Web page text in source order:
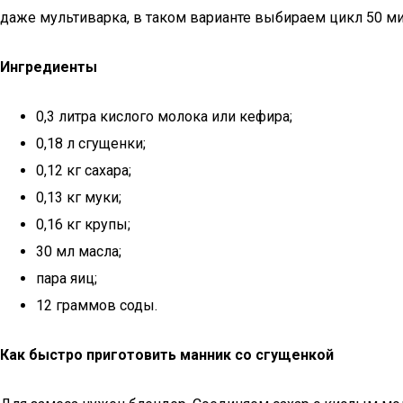
даже мультиварка, в таком варианте выбираем цикл 50
Ингредиенты
0,3 литра кислого молока или кефира;
0,18 л сгущенки;
0,12 кг сахара;
0,13 кг муки;
0,16 кг крупы;
30 мл масла;
пара яиц;
12 граммов соды.
Как быстро приготовить манник со сгущенкой